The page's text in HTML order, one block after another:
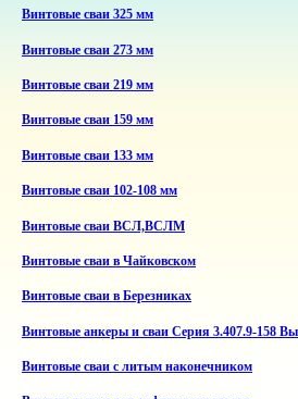
Винтовые сваи 325 мм
Винтовые сваи 273 мм
Винтовые сваи 219 мм
Винтовые сваи 159 мм
Винтовые сваи 133 мм
Винтовые сваи 102-108 мм
Винтовые сваи ВСЛ,ВСЛМ
Винтовые сваи в Чайковском
Винтовые сваи в Березниках
Винтовые анкеры и сваи Серия 3.407.9-158
Винтовые сваи с литым наконечником